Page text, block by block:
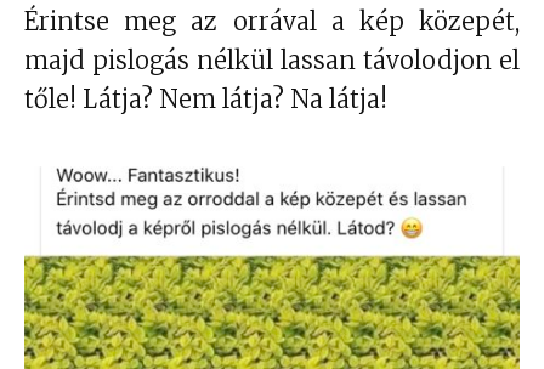
Érintse meg az orrával a kép közepét,
majd pislogás nélkül lassan távolodjon el
tőle! Látja? Nem látja? Na látja!